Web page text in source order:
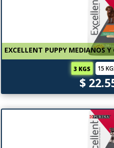
EXCELLENT PUPPY MEDIANOS Y
3 KGS 15
$